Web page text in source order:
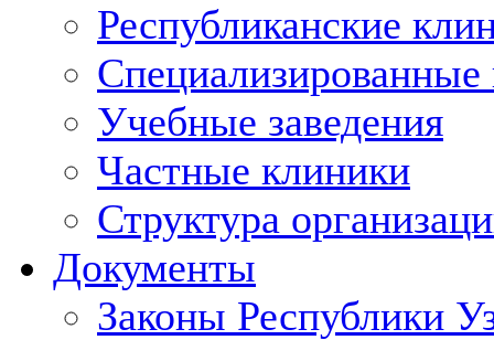
Республиканские
Учебные заведения
Частные клиники
Структура
Документы
Законы Республики